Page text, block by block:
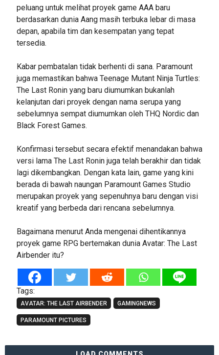
peluang untuk melihat proyek game AAA baru
berdasarkan dunia Aang masih terbuka lebar di masa
depan, apabila tim dan kesempatan yang tepat
tersedia.
Kabar pembatalan tidak berhenti di sana. Paramount
juga memastikan bahwa Teenage Mutant Ninja Turtles:
The Last Ronin yang baru diumumkan bukanlah
kelanjutan dari proyek dengan nama serupa yang
sebelumnya sempat diumumkan oleh THQ Nordic dan
Black Forest Games.
Konfirmasi tersebut secara efektif menandakan bahwa
versi lama The Last Ronin juga telah berakhir dan tidak
lagi dikembangkan. Dengan kata lain, game yang kini
berada di bawah naungan Paramount Games Studio
merupakan proyek yang sepenuhnya baru dengan visi
kreatif yang berbeda dari rencana sebelumnya.
Bagaimana menurut Anda mengenai dihentikannya
proyek game RPG bertemakan dunia Avatar: The Last
Airbender itu?
Tags:
AVATAR: THE LAST AIRBENDER GAMINGNEWS
PARAMOUNT PICTURES